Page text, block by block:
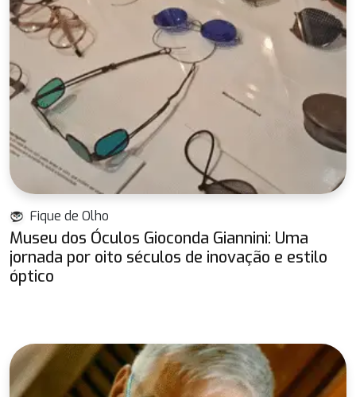
Fique de Olho
Museu dos Óculos Gioconda Giannini: Uma
jornada por oito séculos de inovação e estilo
óptico